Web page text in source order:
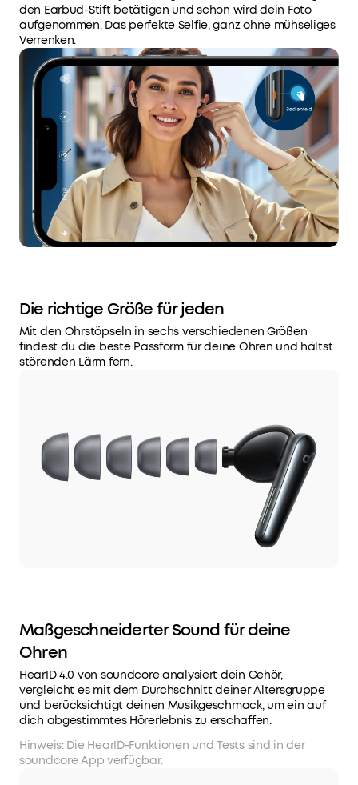
mit
1x
Laden
bis
zu
mit
Case
zu
48h
Spielzeit.
Mit
8h
und
32h
Schnellladen
5h.
den Earbud-Stift betätigen und schon wird dein Foto
aufgenommen. Das perfekte Selfie, ganz ohne mühseliges
Verrenken.
Die richtige Größe für jeden
Mit den Ohrstöpseln in sechs verschiedenen Größen
findest du die beste Passform für deine Ohren und hältst
störenden Lärm fern.
Maßgeschneiderter Sound für deine
Ohren
HearID 4.0 von soundcore analysiert dein Gehör,
vergleicht es mit dem Durchschnitt deiner Altersgruppe
und berücksichtigt deinen Musikgeschmack, um ein auf
dich abgestimmtes Hörerlebnis zu erschaffen.
Hinweis: Die HearID-Funktionen und Tests sind in der
soundcore App verfügbar.